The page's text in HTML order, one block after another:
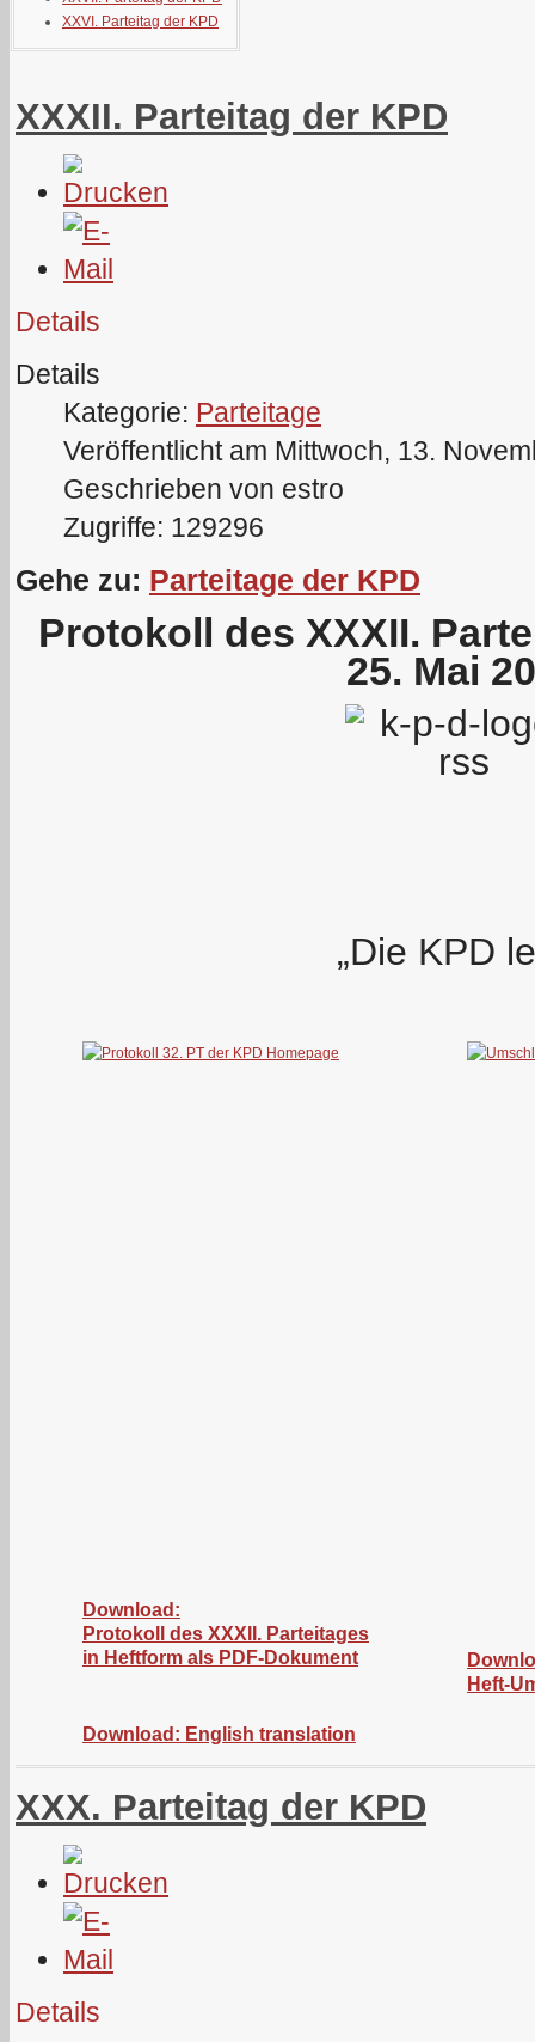
XXVI. Parteitag der KPD
XXXII. Parteitag der KPD
Details
Details
Kategorie: Parteitage
Veröffentlicht am Mittwoch, 13.
Geschrieben von estro
Zugriffe: 129296
Gehe zu: Parteitage der KPD
Protokoll des XXXII.
25. Mai
„Die KPD
Download:
Protokoll des XXXII. Parteitages
in Heftform als PDF-Dokument
Download: English translation
Heft-
XXX. Parteitag der KPD
Details